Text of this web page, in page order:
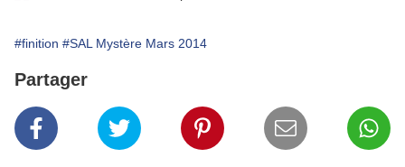
#finition #SAL Mystère Mars 2014
Partager